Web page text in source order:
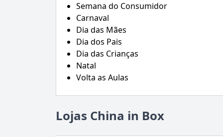
Semana do Consumidor
Carnaval
Dia das Mães
Dia dos Pais
Dia das Crianças
Natal
Volta as Aulas
Lojas China in Box